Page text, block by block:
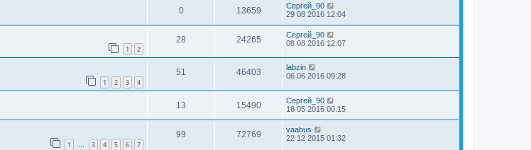
0 13659
Сергей_90
29 08 2016 12:04
1 2
28 24265
Сергей_90
08 08 2016 12:07
1 2 3 4
51 46403
labzin
06 06 2016 09:28
13 15490
Сергей_90
18 05 2016 00:15
1 … 3 4 5 6 7
99 72769
vaabus
22 12 2015 01:32